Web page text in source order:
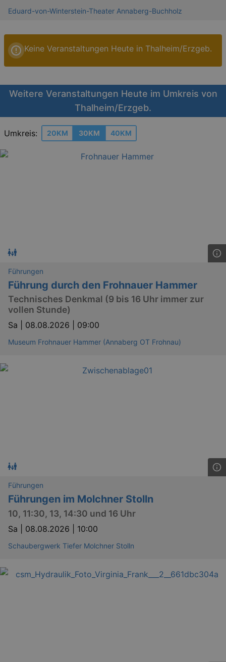
Eduard-von-Winterstein-Theater Annaberg-Buchholz
Keine Veranstaltungen Heute in Thalheim/Erzgeb.
Weitere Veranstaltungen Heute im Umkreis von
Thalheim/Erzgeb.
Umkreis: 20KM 30KM 40KM
Führungen
Führung durch den Frohnauer Hammer
Technisches Denkmal (9 bis 16 Uhr immer zur
vollen Stunde)
Sa | 08.08.2026 | 09:00
Museum Frohnauer Hammer (Annaberg OT Frohnau)
Führungen
Führungen im Molchner Stolln
10, 11:30, 13, 14:30 und 16 Uhr
Sa | 08.08.2026 | 10:00
Schaubergwerk Tiefer Molchner Stolln